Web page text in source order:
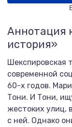
Аннотация
история»
Шекспировская
современной
60-х годов.
Тони. И Тони,
жестоких улиц,
с ней. Однако